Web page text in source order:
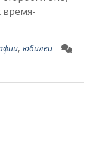
время-
, юбилеи